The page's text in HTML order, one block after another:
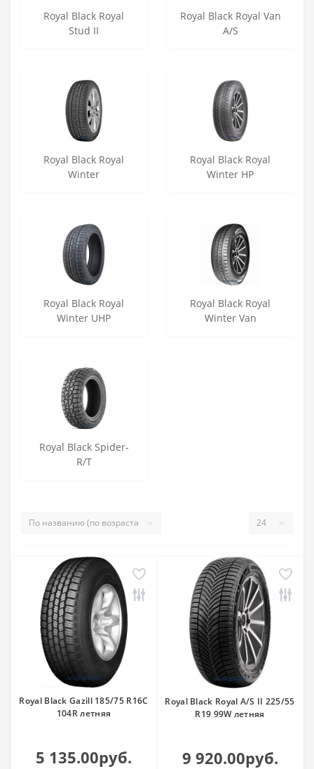
Royal Black Royal
Stud II
Royal Black Royal Van
A/S
Royal Black Royal
Winter
Royal Black Royal
Winter HP
Royal Black Royal
Winter UHP
Royal Black Royal
Winter Van
Royal Black Spider-
R/T
Royal Black Gazill 185/75 R16C
104R летняя
5 135.00руб.
Royal Black Royal A/S II 225/55
R19 99W летняя
9 920.00руб.